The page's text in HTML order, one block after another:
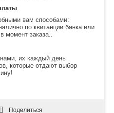
вам способами:
по квитанции банка или
момент заказа..
их каждый день
которые отдают выбор
Поделиться